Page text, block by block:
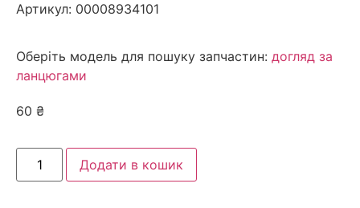
Артикул: 00008934101
Оберіть модель для пошуку запчастин: догляд за
ланцюгами
60 ₴
Додати в кошик